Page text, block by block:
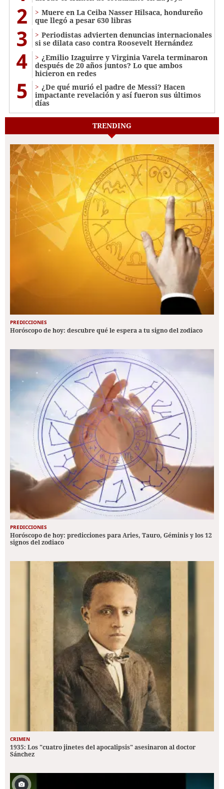
2
Muere en La Ceiba Nasser Hilsaca, hondureño
que llegó a pesar 630 libras
3
Periodistas advierten denuncias internacionales
si se dilata caso contra Roosevelt Hernández
4
¿Emilio Izaguirre y Virginia Varela terminaron
después de 20 años juntos? Lo que ambos
hicieron en redes
5
¿De qué murió el padre de Messi? Hacen
impactante revelación y así fueron sus últimos
días
TRENDING
PREDICCIONES
Horóscopo de hoy: descubre qué le espera a tu signo del zodiaco
PREDICCIONES
Horóscopo de hoy: predicciones para Aries, Tauro, Géminis y los 12
signos del zodiaco
CRIMEN
1935: Los "cuatro jinetes del apocalipsis" asesinaron al doctor
Sánchez